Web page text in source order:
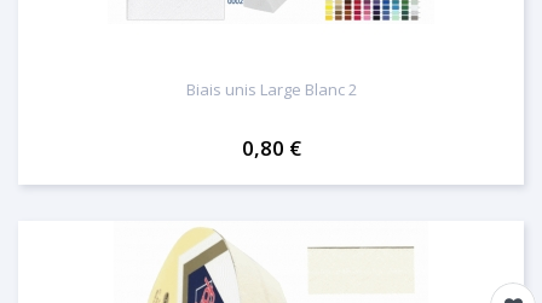
Biais unis Large Blanc 2
0,80 €